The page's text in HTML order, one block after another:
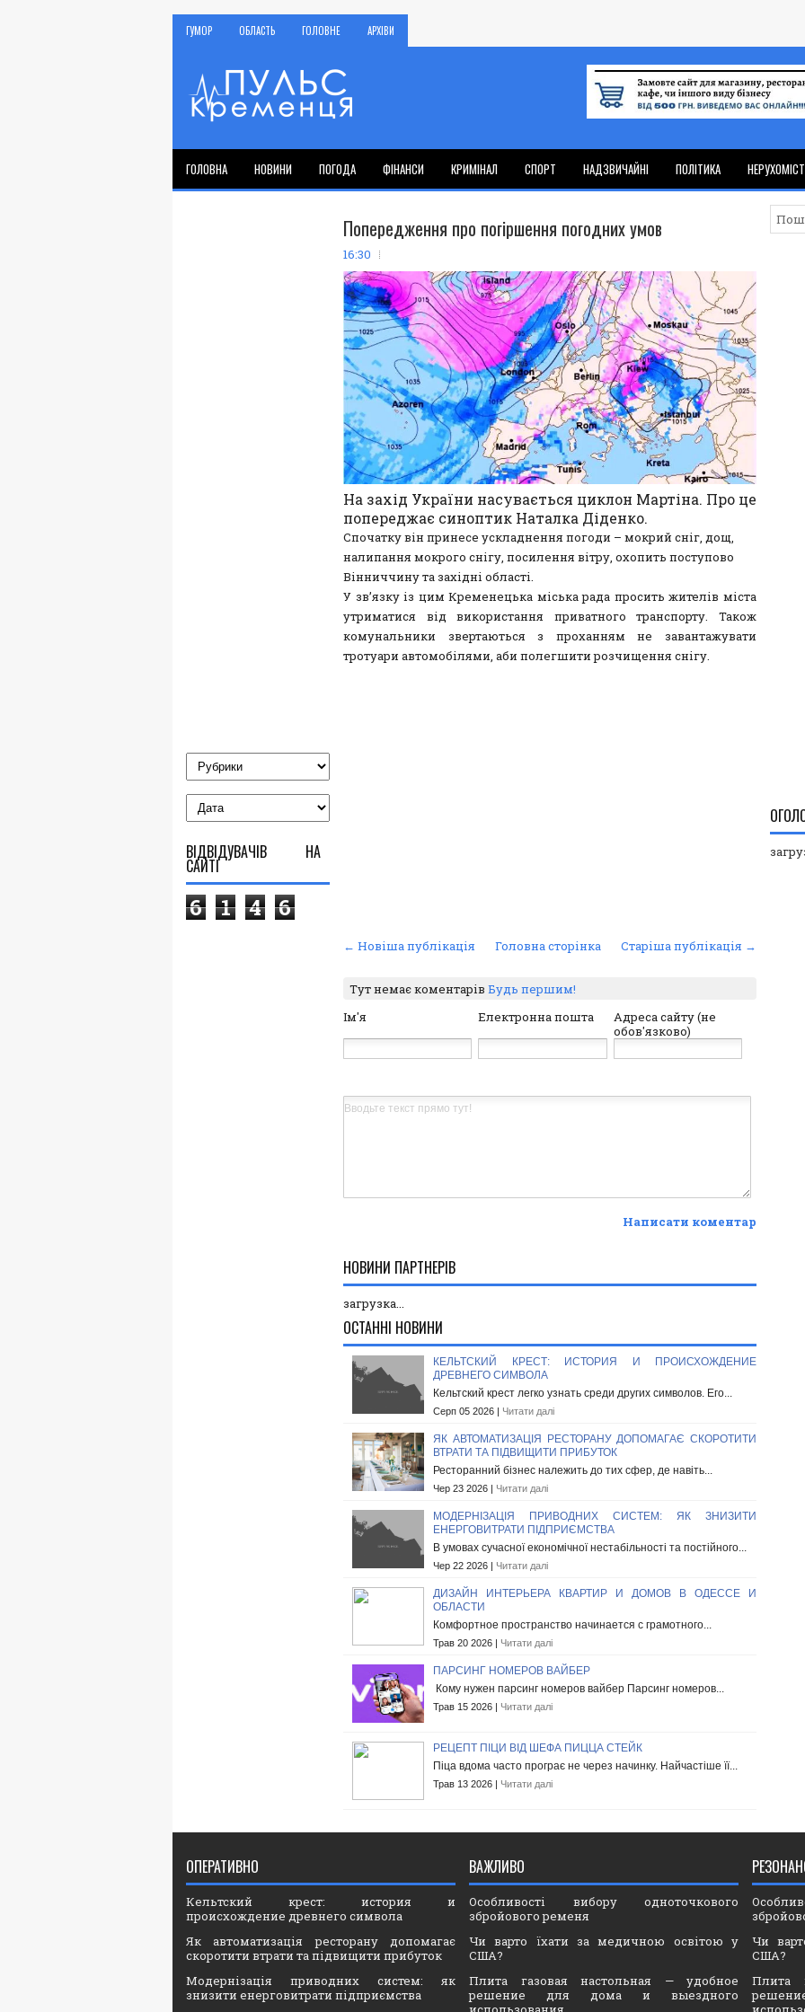
ГУМОР ОБЛАСТЬ ГОЛОВНЕ АРХІВИ
ГОЛОВНА НОВИНИ ПОГОДА ФІНАНСИ КРИМІНАЛ СПОРТ НАДЗВИЧАЙНІ ПОЛІТИКА
Попередження про погіршення погодних умов
16:30
На захід України насувається циклон Мартіна. Про це
попереджає синоптик Наталка Діденко.
Спочатку він принесе ускладнення погоди – мокрий сніг, дощ,
налипання мокрого снігу, посилення вітру, охопить поступово
Вінниччину та західні області.
У зв’язку із цим Кременецька міська рада просить жителів міста
утриматися від використання приватного транспорту. Також
комунальники звертаються з проханням не завантажувати
тротуари автомобілями, аби полегшити розчищення снігу.
← Новіша публікація Старіша публікація →
Головна сторінка
Тут немає коментарів Будь першим!
Ім'я
Електронна пошта
Адреса сайту (не
обов'язково)
Написати коментар
НОВИНИ ПАРТНЕРІВ
загрузка...
ОСТАННІ НОВИНИ
КЕЛЬТСКИЙ КРЕСТ: ИСТОРИЯ И ПРОИСХОЖДЕНИЕ
ДРЕВНЕГО СИМВОЛА
Кельтский крест легко узнать среди других символов. Его...
Серп 05 2026 | Читати далі
ЯК АВТОМАТИЗАЦІЯ РЕСТОРАНУ ДОПОМАГАЄ СКОРОТИТИ
ВТРАТИ ТА ПІДВИЩИТИ ПРИБУТОК
Ресторанний бізнес належить до тих сфер, де навіть...
Чер 23 2026 | Читати далі
МОДЕРНІЗАЦІЯ ПРИВОДНИХ СИСТЕМ: ЯК ЗНИЗИТИ
ЕНЕРГОВИТРАТИ ПІДПРИЄМСТВА
В умовах сучасної економічної нестабільності та постійного...
Чер 22 2026 | Читати далі
ДИЗАЙН ИНТЕРЬЕРА КВАРТИР И ДОМОВ В ОДЕССЕ И
ОБЛАСТИ
Комфортное пространство начинается с грамотного...
Трав 20 2026 | Читати далі
ПАРСИНГ НОМЕРОВ ВАЙБЕР
Кому нужен парсинг номеров вайбер Парсинг номеров...
Трав 15 2026 | Читати далі
РЕЦЕПТ ПІЦИ ВІД ШЕФА ПИЦЦА СТЕЙК
Піца вдома часто програє не через начинку. Найчастіше її...
Трав 13 2026 | Читати далі
ВІДВІДУВАЧІВ НА
САЙТІ
6 1 4 6
ОПЕРАТИВНО
Кельтский крест: история и
происхождение древнего символа
Як автоматизація ресторану допомагає
скоротити втрати та підвищити прибуток
Модернізація приводних систем: як
знизити енерговитрати підприємства
ВАЖЛИВО
Особливості вибору одноточкового
збройового ременя
Чи варто їхати за медичною освітою у
США?
Плита газовая настольная — удобное
решение для дома и выездного
Чи
США?
Плита